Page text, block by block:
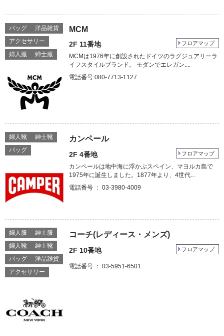
バッグ
洋品雑貨
アクセサリー
婦人服
紳士服
MCM
2F 11番地 フロアマップ
MCMは1976年に創設されたドイツのラグジュアリーラ
イフスタイルブランド。 モダンでエレガン....
電話番号:080-7713-1127
婦人靴
紳士靴
バッグ
カンペール
2F 4番地 フロアマップ
カンペールは地中海に浮かぶスペイン、マヨルカ島で
1975年に誕生しました。1877年より、4世代...
電話番号 ： 03-3980-4009
婦人服
紳士服
婦人靴
紳士靴
バッグ
洋品雑貨
アクセサリー
コーチ(レディース・メンズ)
2F 10番地 フロアマップ
電話番号 ： 03-5951-6501